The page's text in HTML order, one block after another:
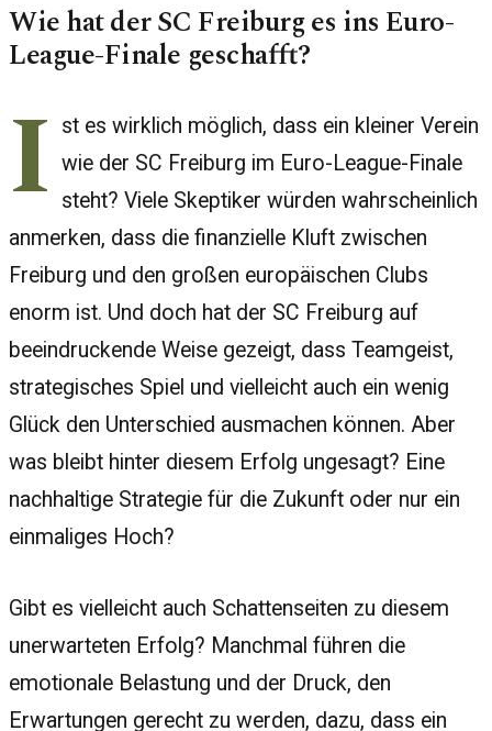
Wie hat der SC Freiburg es ins Euro-
League-Finale geschafft?
I
st es wirklich möglich, dass ein kleiner Verein
wie der SC Freiburg im Euro-League-Finale
steht? Viele Skeptiker würden wahrscheinlich
anmerken, dass die finanzielle Kluft zwischen
Freiburg und den großen europäischen Clubs
enorm ist. Und doch hat der SC Freiburg auf
beeindruckende Weise gezeigt, dass Teamgeist,
strategisches Spiel und vielleicht auch ein wenig
Glück den Unterschied ausmachen können. Aber
was bleibt hinter diesem Erfolg ungesagt? Eine
nachhaltige Strategie für die Zukunft oder nur ein
einmaliges Hoch?
Gibt es vielleicht auch Schattenseiten zu diesem
unerwarteten Erfolg? Manchmal führen die
emotionale Belastung und der Druck, den
Erwartungen gerecht zu werden, dazu, dass ein